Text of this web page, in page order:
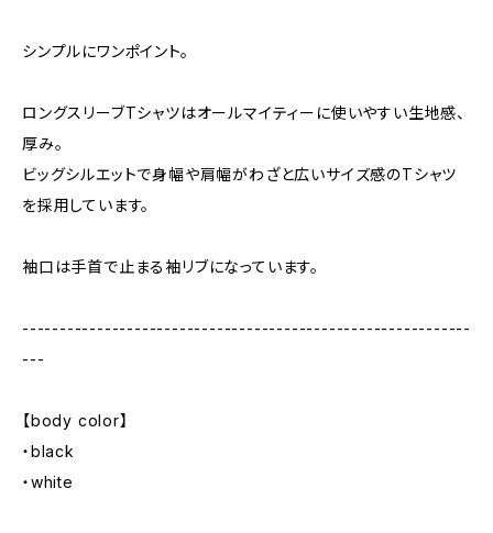
シンプルにワンポイント。
ロングスリーブTシャツはオールマイティーに使いやすい生地感、
厚み。
ビッグシルエットで身幅や肩幅がわざと広いサイズ感のTシャツ
を採用しています。
袖口は手首で止まる袖リブになっています。
------------------------------------------------------------
---
【body color】
・black
・white